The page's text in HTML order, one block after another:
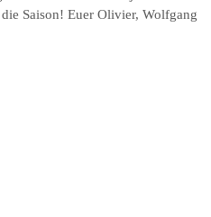
Saison! Euer Olivier, Wolfgang